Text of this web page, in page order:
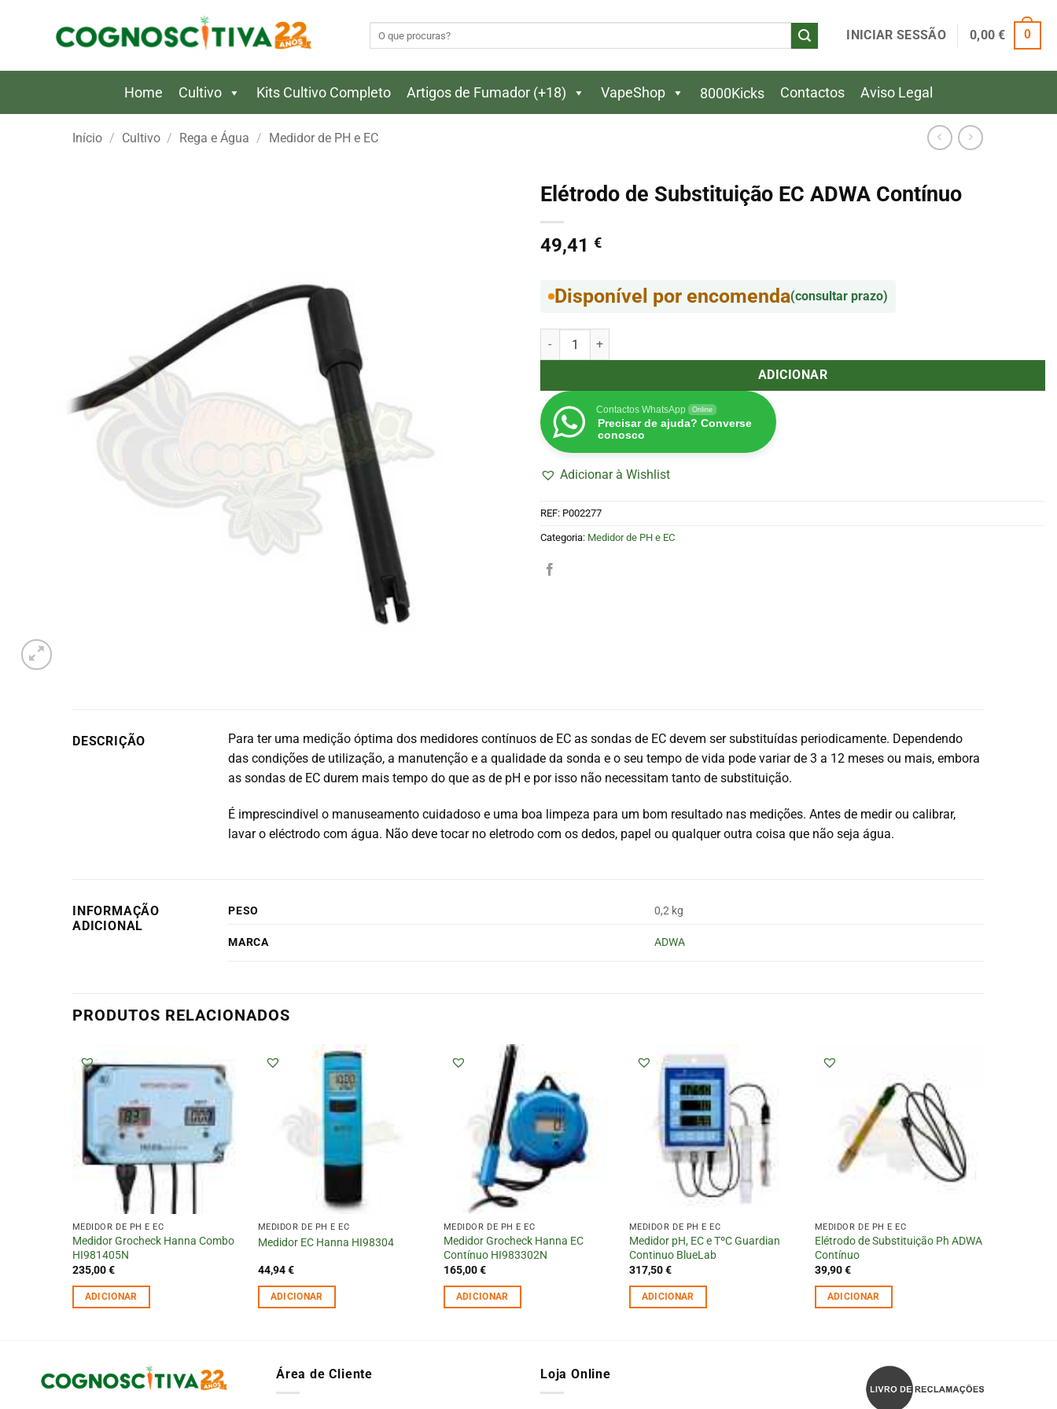
INICIAR SESSÃO 0,00€ 0
Home Cultivo Kits Cultivo Completo Artigos de Fumador (+18) VapeShop 8000Kicks Contactos Aviso Legal
Início / Cultivo / Rega e Água / Medidor de PH e EC
Elétrodo de Substituição EC ADWA Contínuo
49,41 €
Disponível por encomenda(consultar prazo)
Quantidade de Elétrodo de Substituição EC ADWA Contínuo
ADICIONAR
Contactos WhatsApp Online
Precisar de ajuda? Converse
conosco
Adicionar à Wishlist
REF: P002277
Categoria: Medidor de PH e EC
DESCRIÇÃO
Para ter uma medição óptima dos medidores contínuos de EC as sondas de EC devem ser substituídas periodicamente. Dependendo
das condições de utilização, a manutenção e a qualidade da sonda e o seu tempo de vida pode variar de 3 a 12 meses ou mais, embora
as sondas de EC durem mais tempo do que as de pH e por isso não necessitam tanto de substituição.
É imprescindivel o manuseamento cuidadoso e uma boa limpeza para um bom resultado nas medições. Antes de medir ou calibrar,
lavar o eléctrodo com água. Não deve tocar no eletrodo com os dedos, papel ou qualquer outra coisa que não seja água.
INFORMAÇÃO
ADICIONAL
PESO 0,2 kg
MARCA ADWA
PRODUTOS RELACIONADOS
MEDIDOR DE PH E EC
Medidor Grocheck Hanna Combo
HI981405N
235,00€
ADICIONAR
MEDIDOR DE PH E EC
Medidor EC Hanna HI98304
44,94€
ADICIONAR
MEDIDOR DE PH E EC
Medidor Grocheck Hanna EC
Contínuo HI983302N
165,00€
ADICIONAR
MEDIDOR DE PH E EC
Medidor pH, EC e TºC Guardian
Continuo BlueLab
317,50€
ADICIONAR
MEDIDOR DE PH E EC
Elétrodo de Substituição Ph ADWA
Contínuo
39,90€
ADICIONAR
Área de Cliente Loja Online